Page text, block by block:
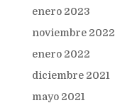
enero 2023
noviembre 2022
enero 2022
diciembre 2021
mayo 2021